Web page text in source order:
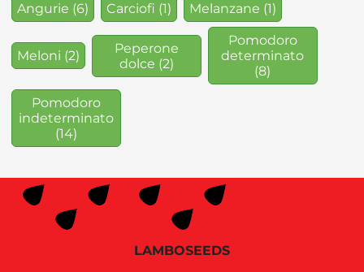
Angurie (6) Carciofi (1) Melanzane (1)
Meloni (2)
Peperone
dolce (2)
Pomodoro
determinato
(8)
Pomodoro
indeterminato
(14)
LAMBOSEEDS